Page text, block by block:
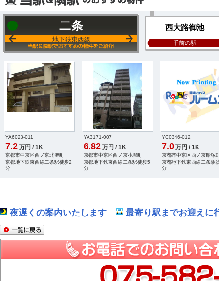
二条
地下鉄東西線
西大路御池
手前の駅
YA6023-011
7.2 万円 / 1K
京都市中京区西ノ京北聖町
京都地下鉄東西線二条駅徒歩2
分
YA3171-007
6.82 万円 / 1K
京都市中京区西ノ京小堀町
京都地下鉄東西線二条駅徒歩5
分
YC0346-012
7.0 万円 / 1K
京都市中京区西ノ京船塚
京都地下鉄東西線二条駅
分
夜遅くの案内いたします 最寄り駅までお迎えに